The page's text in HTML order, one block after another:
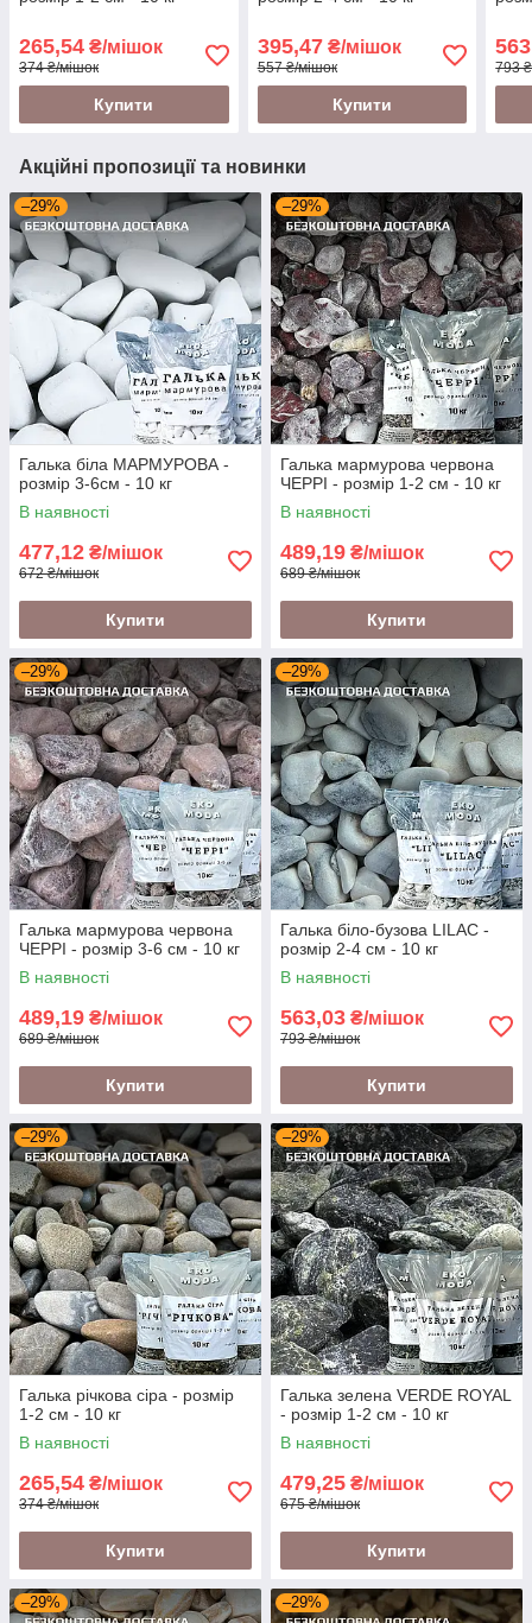
265,54 ₴/мішок
374 ₴/мішок
Купити
395,47₴/мішок
557 ₴/мішок
Купити
793
Акційні пропозиції та новинки
–29%
Галька біла МАРМУРОВА -
розмір 3-6см - 10 кг
В наявності
477,12 ₴/мішок
672 ₴/мішок
Купити
–29%
Галька мармурова червона
ЧЕРРІ - розмір 1-2 см - 10 кг
В наявності
489,19 ₴/мішок
689 ₴/мішок
Купити
–29%
Галька мармурова червона
ЧЕРРІ - розмір 3-6 см - 10 кг
В наявності
489,19 ₴/мішок
689 ₴/мішок
Купити
–29%
Галька біло-бузова LILAC -
розмір 2-4 см - 10 кг
В наявності
563,03 ₴/мішок
793 ₴/мішок
Купити
–29%
Галька річкова сіра - розмір
1-2 см - 10 кг
В наявності
265,54 ₴/мішок
374 ₴/мішок
Купити
–29%
Галька зелена VERDE ROYAL
- розмір 1-2 см - 10 кг
В наявності
479,25 ₴/мішок
675 ₴/мішок
Купити
–29% –29%